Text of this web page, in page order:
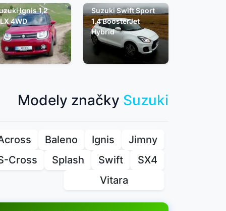
Ignis 1,2
4WD
Suzuki Swift Sport
1.4 BoosterJet
Hybrid
Modely značky Suzuki
Baleno Ignis
Jimny
Cross
Splash Swift
SX4
Vitara